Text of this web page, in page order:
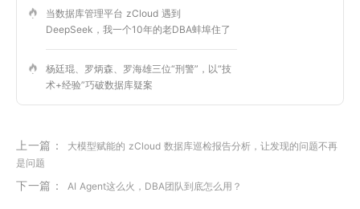
当数据库管理平台 zCloud 遇到
DeepSeek，我一个10年的老DBA蚌埠住了
杨廷琨、罗炳森、罗海雄三位“刑警”，以“技
术+经验”巧破数据库疑案
上一篇：
大模型赋能的 zCloud 数据库巡检报告分析，让发现的问题不再
是问题
下一篇： AI Agent这么火，DBA团队到底怎么用？